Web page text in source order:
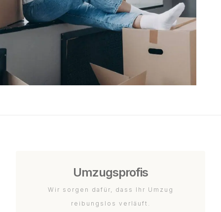
Umzugsprofis
Wir sorgen dafür, dass Ihr Umzug
reibungslos verläuft.